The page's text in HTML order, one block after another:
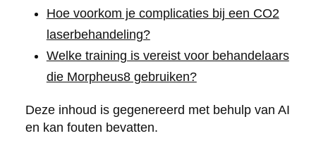
Hoe voorkom je complicaties bij een CO2
laserbehandeling?
Welke training is vereist voor behandelaars
die Morpheus8 gebruiken?
Deze inhoud is gegenereerd met behulp van AI
en kan fouten bevatten.